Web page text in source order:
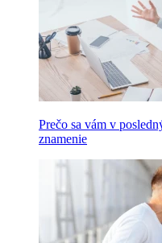
Prečo sa vám v
znamenie